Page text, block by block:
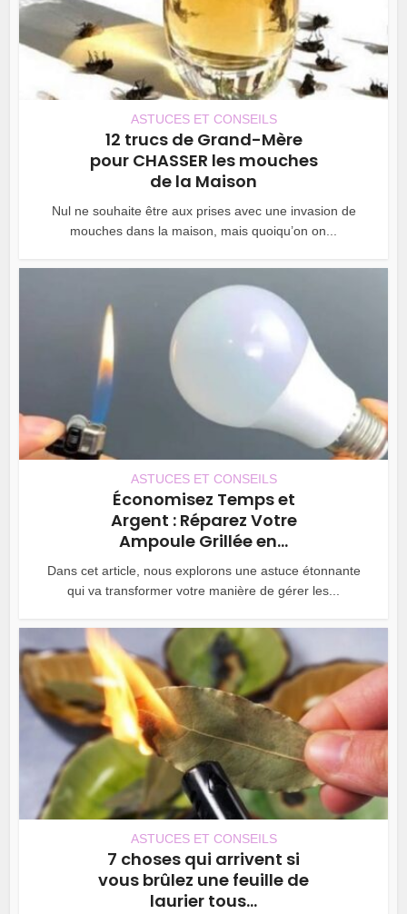
ASTUCES ET CONSEILS
12 trucs de Grand-Mère
pour CHASSER les mouches
de la Maison
Nul ne souhaite être aux prises avec une invasion de
mouches dans la maison, mais quoiqu’on on...
ASTUCES ET CONSEILS
Économisez Temps et
Argent : Réparez Votre
Ampoule Grillée en...
Dans cet article, nous explorons une astuce étonnante
qui va transformer votre manière de gérer les...
ASTUCES ET CONSEILS
7 choses qui arrivent si
vous brûlez une feuille de
laurier tous...